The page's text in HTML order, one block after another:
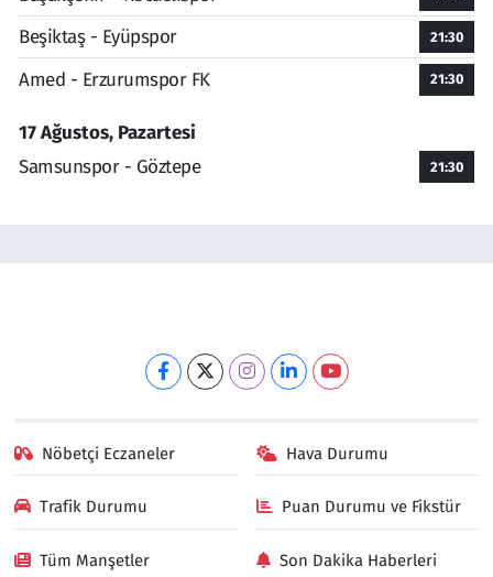
Beşiktaş - Eyüpspor 21:30
Amed - Erzurumspor FK 21:30
17 Ağustos, Pazartesi
Samsunspor - Göztepe
21:30
Nöbetçi Eczaneler Hava Durumu
Trafik Durumu Puan Durumu ve Fikstür
Tüm Manşetler Son Dakika Haberleri